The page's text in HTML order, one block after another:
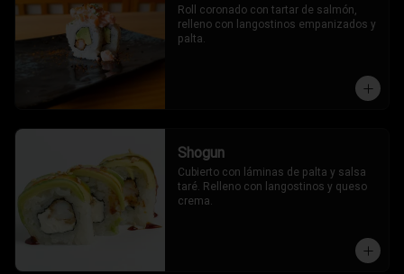
Roll coronado con tartar de salmón,
relleno con langostinos empanizados y
palta.
Shogun
Cubierto con láminas de palta y salsa
taré. Relleno con langostinos y queso
crema.